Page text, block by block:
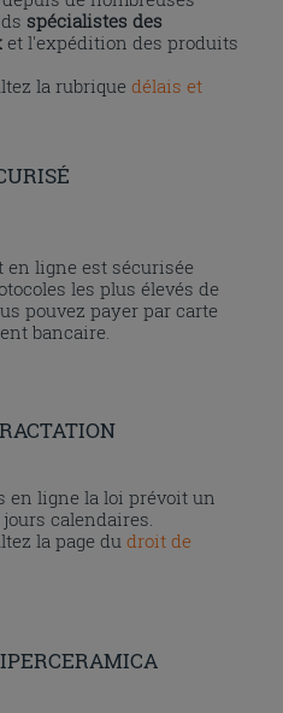
spécialistes des
et l'expédition des produits
la rubriquedélais et
en ligne est sécurisée
les plus élevés de
pouvez payer par carte
bancaire.
en ligne la loi prévoit un
calendaires.
la page dudroit de